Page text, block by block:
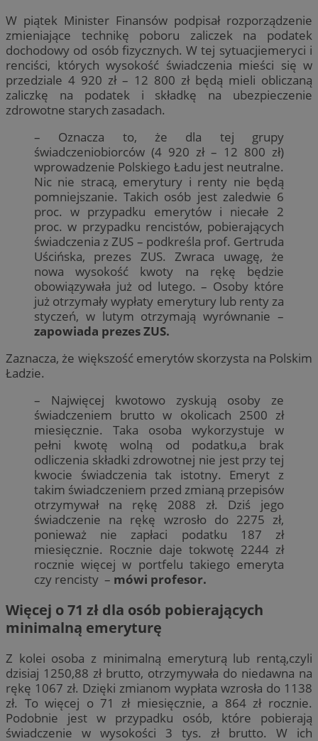
W piątek Minister Finansów podpisał rozporządzenie
zmieniające technikę poboru zaliczek na podatek
dochodowy od osób fizycznych. W tej sytuacjiemeryci i
renciści, których wysokość świadczenia mieści się w
przedziale 4 920 zł – 12 800 zł będą mieli obliczaną
zaliczkę na podatek i składkę na ubezpieczenie
zdrowotne starych zasadach.
– Oznacza to, że dla tej grupy
świadczeniobiorców (4 920 zł – 12 800 zł)
wprowadzenie Polskiego Ładu jest neutralne.
Nic nie stracą, emerytury i renty nie będą
pomniejszanie. Takich osób jest zaledwie 6
proc. w przypadku emerytów i niecałe 2
proc. w przypadku rencistów, pobierających
świadczenia z ZUS – podkreśla prof. Gertruda
Uścińska, prezes ZUS. Zwraca uwagę, że
nowa wysokość kwoty na rękę będzie
obowiązywała już od lutego. – Osoby które
już otrzymały wypłaty emerytury lub renty za
styczeń, w lutym otrzymają wyrównanie –
zapowiada prezes ZUS.
Zaznacza, że większość emerytów skorzysta na Polskim
Ładzie.
– Najwięcej kwotowo zyskują osoby ze
świadczeniem brutto w okolicach 2500 zł
miesięcznie. Taka osoba wykorzystuje w
pełni kwotę wolną od podatku,a brak
odliczenia składki zdrowotnej nie jest przy tej
kwocie świadczenia tak istotny. Emeryt z
takim świadczeniem przed zmianą przepisów
otrzymywał na rękę 2088 zł. Dziś jego
świadczenie na rękę wzrosło do 2275 zł,
ponieważ nie zapłaci podatku 187 zł
miesięcznie. Rocznie daje tokwotę 2244 zł
rocznie więcej w portfelu takiego emeryta
czy rencisty – mówi profesor.
Więcej o 71 zł dla osób pobierających
minimalną emeryturę
Z kolei osoba z minimalną emeryturą lub rentą,czyli
dzisiaj 1250,88 zł brutto, otrzymywała do niedawna na
rękę 1067 zł. Dzięki zmianom wypłata wzrosła do 1138
zł. To więcej o 71 zł miesięcznie, a 864 zł rocznie.
Podobnie jest w przypadku osób, które pobierają
świadczenie w wysokości 3 tys. zł brutto. W ich